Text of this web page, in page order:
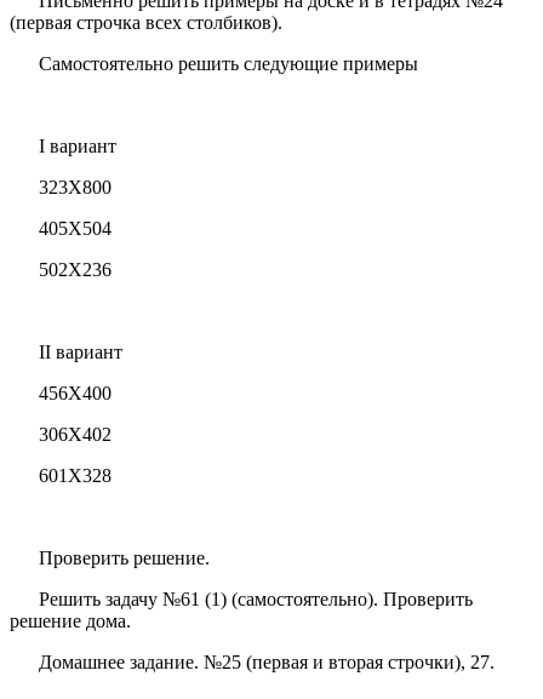
(первая строчка всех столбиков).
Самостоятельно решить следующие примеры
I вариант
323X800
405X504
502X236
II вариант
456X400
306X402
601X328
Проверить решение.
Решить задачу №61 (1) (самостоятельно). Проверить
решение дома.
Домашнее задание. №25 (первая и вторая строчки), 27.